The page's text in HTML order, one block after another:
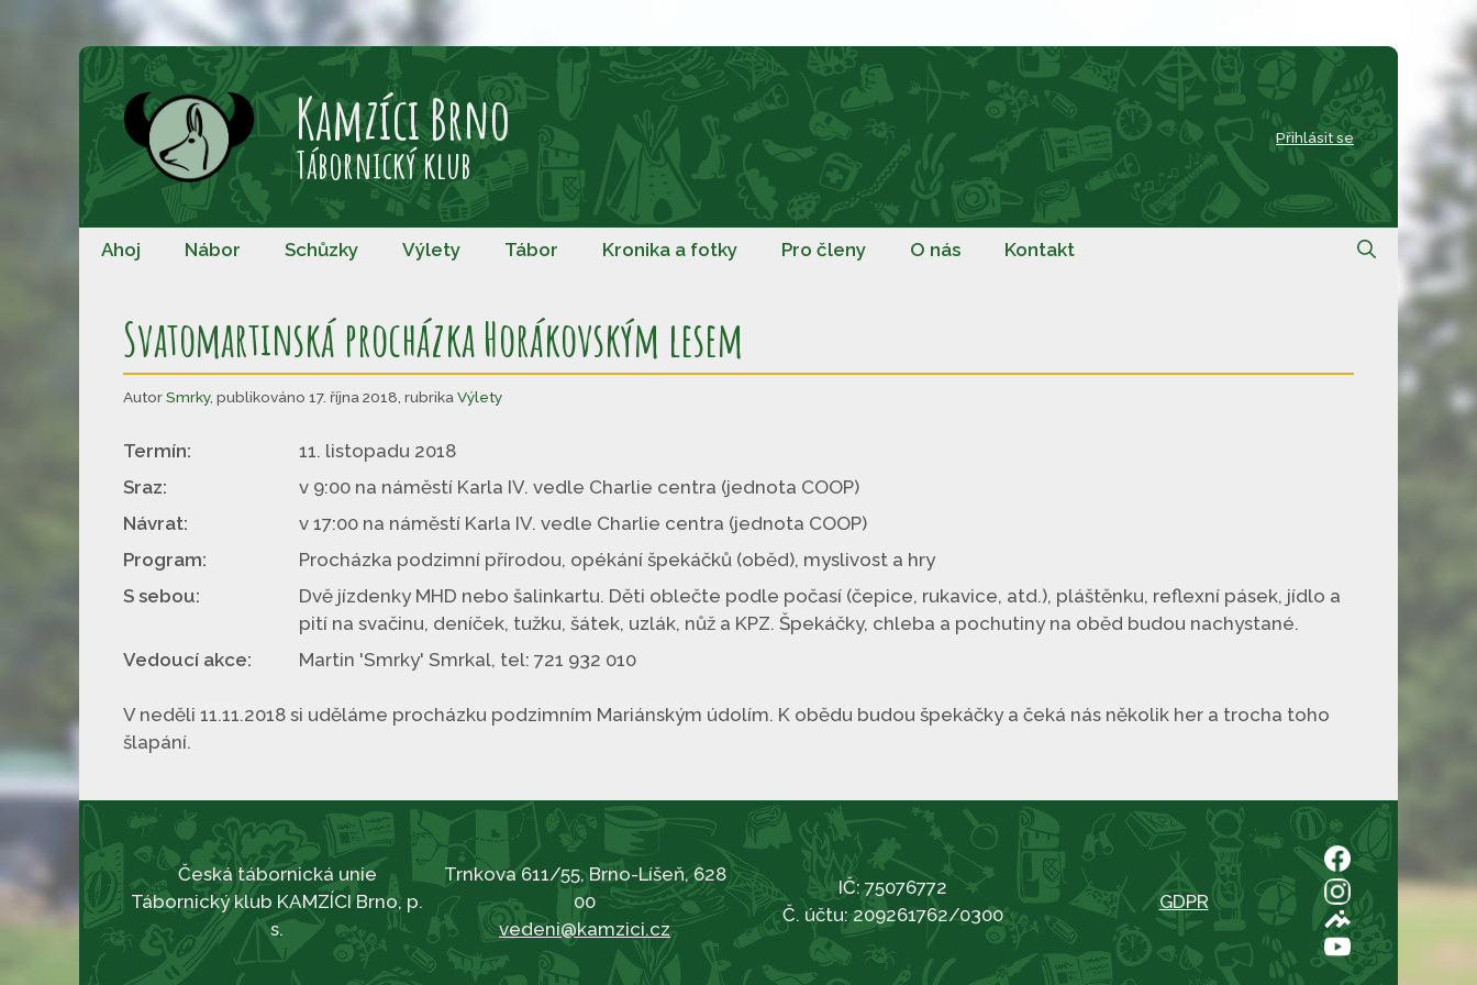
Přeskočit
Kamzíci Brno
Tábornický klub
Přihlásit se
Ahoj Nábor Schůzky Výlety Tábor Kronika a fotky Pro členy O nás Kontakt
Svatomartinská procházka Horákovským lesem
AutorSmrky, publikováno 17. října 2018 rubrika Výlety
Termín:
11. listopadu 2018
Sraz:
v 9:00 na náměstí Karla IV. vedle Charlie centra (jednota COOP)
Návrat:
v 17:00 na náměstí Karla IV. vedle Charlie centra (jednota COOP)
Program:
Procházka podzimní přírodou, opékání špekáčků (oběd), myslivost a hry
S sebou:
Dvě jízdenky MHD nebo šalinkartu. Děti oblečte podle počasí (čepice, rukavice, atd.), pláštěnku, reflexní pásek, jídlo a
pití na svačinu, deníček, tužku, šátek, uzlák, nůž a KPZ. Špekáčky, chleba a pochutiny na oběd budou nachystané.
Vedoucí akce:
Martin 'Smrky' Smrkal, tel: 721 932 010
V neděli 11.11.2018 si uděláme procházku podzimním Mariánským údolím. K obědu budou špekáčky a čeká nás několik her a trocha toho
šlapání.
Česká tábornická unie
Tábornický klub KAMZÍCI Brno, p.
s.
Trnkova 611/55, Brno-Líšeň, 628
00
vedeni@kamzici.cz
IČ: 75076772
Č. účtu: 209261762/0300
GDPR